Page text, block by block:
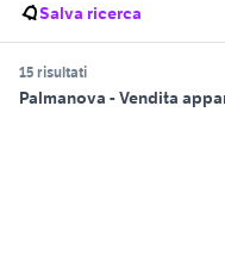
Salva ricerca
15 risultati
Palmanova - Vendita